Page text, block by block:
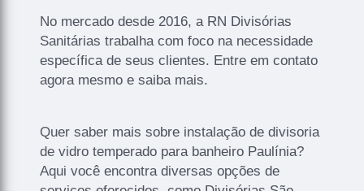
No mercado desde 2016, a RN Divisórias
Sanitárias trabalha com foco na necessidade
específica de seus clientes. Entre em contato
agora mesmo e saiba mais.
Quer saber mais sobre instalação de divisoria
de vidro temperado para banheiro Paulínia?
Aqui você encontra diversas opções de